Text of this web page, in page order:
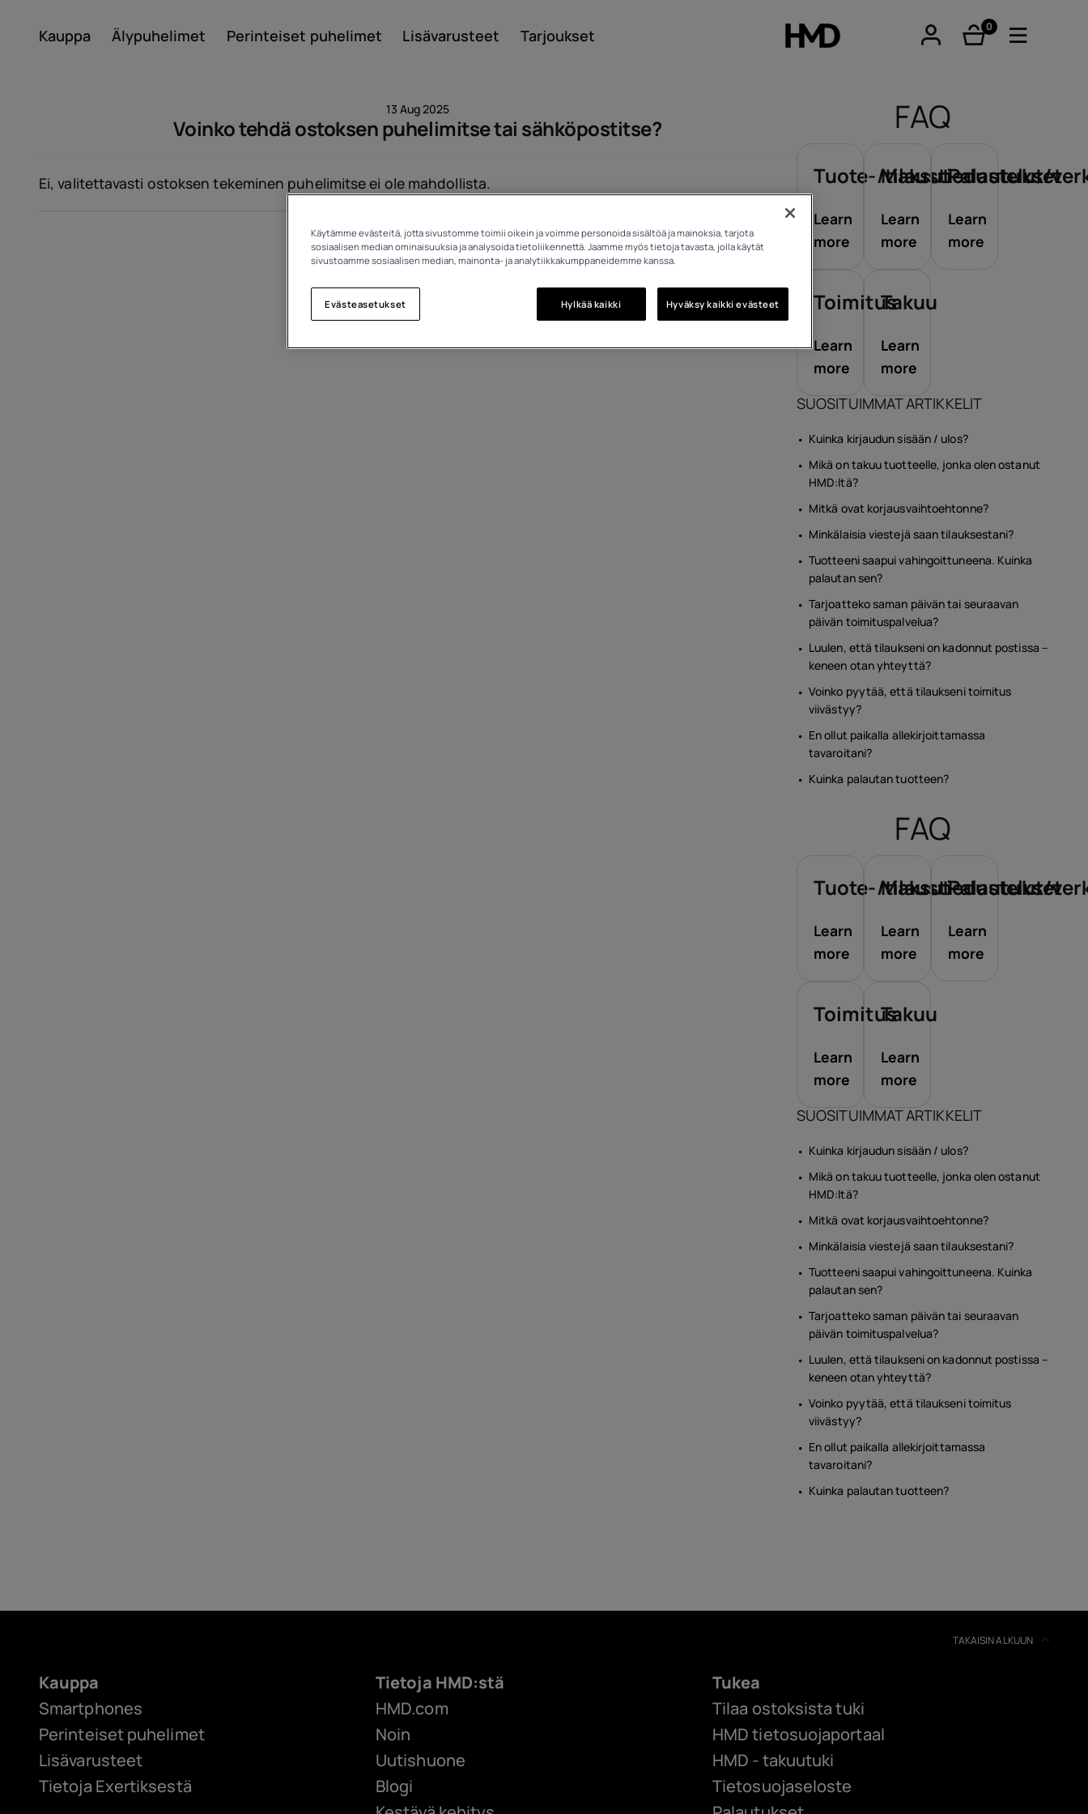
Kauppa Älypuhelimet Perinteiset puhelimet Lisävarusteet Tarjoukset
0
tuotteet
Smartphones
Perinteiset
puhelimet
Lisävarusteet
Tarjoukset
Laitteiden kierrätys
13 Aug 2025
Voinko tehdä ostoksen puhelimitse tai sähköpostitse?
Ei, valitettavasti ostoksen tekeminen puhelimitse ei ole mahdollista.
Katsottu: 1354
FAQ
Tuote-/tilaustiedustelut/
Learn
more
Maksut
Learn
more
Palautukset
Learn
more
Toimitus
Learn
more
Takuu
Learn
more
SUOSITUIMMAT ARTIKKELIT
Kuinka kirjaudun sisään / ulos?
Mikä on takuu tuotteelle, jonka olen ostanut
HMD:ltä?
Mitkä ovat korjausvaihtoehtonne?
Minkälaisia viestejä saan tilauksestani?
Tuotteeni saapui vahingoittuneena. Kuinka
palautan sen?
Tarjoatteko saman päivän tai seuraavan
päivän toimituspalvelua?
Luulen, että tilaukseni on kadonnut postissa –
keneen otan yhteyttä?
Voinko pyytää, että tilaukseni toimitus
viivästyy?
En ollut paikalla allekirjoittamassa
tavaroitani?
Kuinka palautan tuotteen?
FAQ
Tuote-/tilaustiedustelut/
Learn
more
Maksut
Learn
more
Palautukset
Learn
more
Toimitus
Learn
more
Takuu
Learn
more
SUOSITUIMMAT ARTIKKELIT
Kuinka kirjaudun sisään / ulos?
Mikä on takuu tuotteelle, jonka olen ostanut
HMD:ltä?
Mitkä ovat korjausvaihtoehtonne?
Minkälaisia viestejä saan tilauksestani?
Tuotteeni saapui vahingoittuneena. Kuinka
palautan sen?
Tarjoatteko saman päivän tai seuraavan
päivän toimituspalvelua?
Luulen, että tilaukseni on kadonnut postissa –
keneen otan yhteyttä?
Voinko pyytää, että tilaukseni toimitus
viivästyy?
En ollut paikalla allekirjoittamassa
tavaroitani?
Kuinka palautan tuotteen?
TAKAISIN ALKUUN
Kauppa
Smartphones
Perinteiset puhelimet
Lisävarusteet
Tietoja Exertiksestä
Tietoja HMD:stä
HMD.com
Noin
Uutishuone
Blogi
Tukea
Tilaa ostoksista tuki
HMD tietosuojaportaal
HMD - takuutuki
Tietosuojaseloste
Käytämme evästeitä, jotta sivustomme toimii oikein ja voimme personoida sisältöä ja mainoksia, tarjota
sosiaalisen median ominaisuuksia ja analysoida tietoliikennettä. Jaamme myös tietoja tavasta, jolla käytät
sivustoamme sosiaalisen median, mainonta- ja analytiikkakumppaneidemme kanssa.
Evästeasetukset Hylkää kaikki Hyväksy kaikki evästeet